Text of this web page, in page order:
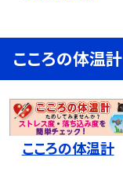
こころの体温計
こころの体温計